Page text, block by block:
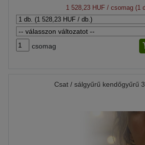
1 528,23 HUF/ csomag (1
csomag
Csat / sálgyűrű kendőgyűrű